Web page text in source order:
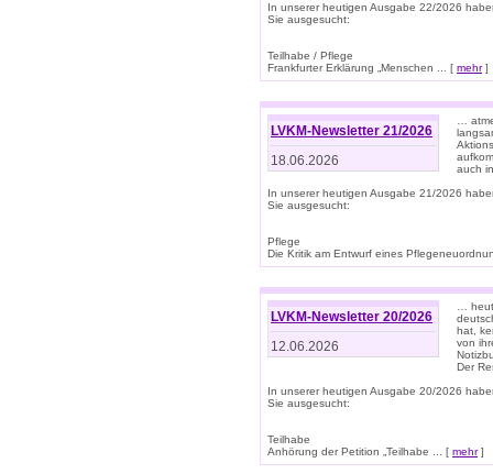
In unserer heutigen Ausgabe 22/2026
Sie ausgesucht:
Teilhabe / Pflege
Frankfurter Erklärung „Menschen ... [ mehr]
LVKM-Newsletter 21/2026
18.06.2026
…
auch
In unserer heutigen Ausgabe 21/2026
Sie ausgesucht:
Pflege
Die Kritik am Entwurf eines
LVKM-Newsletter 20/2026
12.06.2026
…
hat,
von
Der
In unserer heutigen Ausgabe 20/2026
Sie ausgesucht:
Teilhabe
Anhörung der Petition „Teilhabe ... [ mehr]